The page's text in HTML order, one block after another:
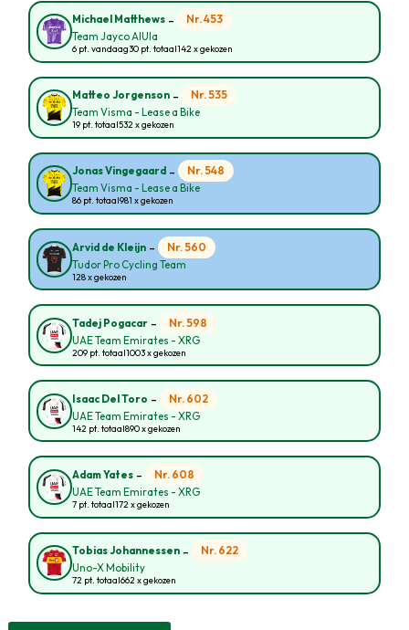
Michael Matthews - Nr. 453
Team Jayco AlUla
6 pt. vandaag30 pt. totaal142 x gekozen
Matteo Jorgenson - Nr. 535
Team Visma - Lease a Bike
19 pt. totaal532 x gekozen
Jonas Vingegaard - Nr. 548
Team Visma - Lease a Bike
86 pt. totaal981 x gekozen
Arvid de Kleijn - Nr. 560
Tudor Pro Cycling Team
128 x gekozen
Tadej Pogacar - Nr. 598
UAE Team Emirates - XRG
209 pt. totaal1003 x gekozen
Isaac Del Toro - Nr. 602
UAE Team Emirates - XRG
142 pt. totaal890 x gekozen
Adam Yates - Nr. 608
UAE Team Emirates - XRG
7 pt. totaal172 x gekozen
Tobias Johannessen - Nr. 622
Uno-X Mobility
72 pt. totaal662 x gekozen